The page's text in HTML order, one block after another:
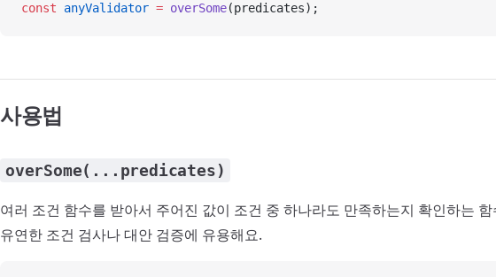
const anyValidator = overSome(predicates);
사용법
overSome(...predicates)
여러 조건 함수를 받아서 주어진 값이 조건 중 하나라도 만족하는지 확인하는
유연한 조건 검사나 대안 검증에 유용해요.